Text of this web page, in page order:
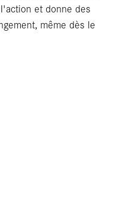
et donne des
même dès le